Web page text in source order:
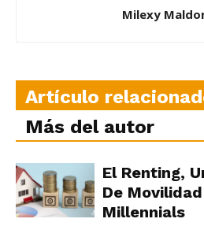
Milexy
Artículo
Más del autor
El Renting,
De
Millennials